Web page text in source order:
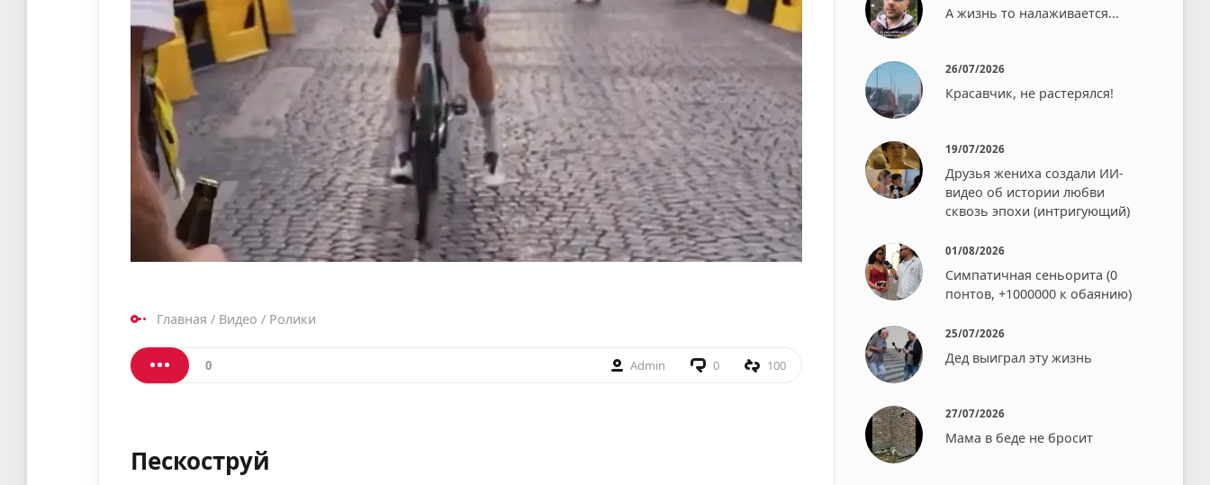
Главная / Видео / Ролики
0 Admin 0 100
Пескоструй
А жизнь то налаживается...
26/07/2026
Красавчик, не растерялся!
19/07/2026
Друзья жениха создали ИИ-
видео об истории любви
сквозь эпохи (интригующий)
01/08/2026
Симпатичная сеньорита (0
понтов, +1000000 к обаянию)
25/07/2026
Дед выиграл эту жизнь
27/07/2026
Мама в беде не бросит⁠⁠